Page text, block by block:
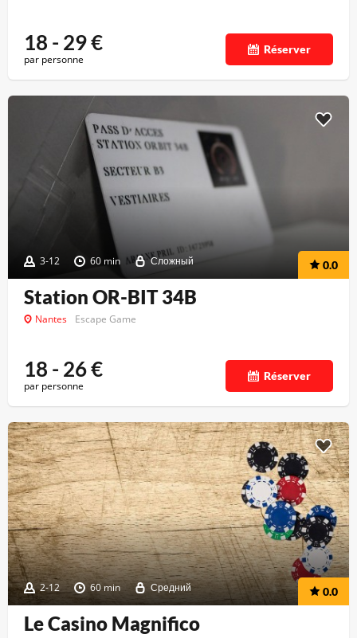
18 - 29€
par personne
Réserver
3-12 60 min Сложный 0.0
Station OR-BIT 34B
Nantes Escape Game
18 - 26€
par personne
Réserver
2-12 60 min Средний 0.0
Le Casino Magnifico